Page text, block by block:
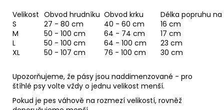
Velikost Obvod hrudníku Obvod krku
Délka popruhu na
S
27 - 80 cm 40 - 60 cm
16 cm
M
50 - 100 cm 64 - 74 cm
17 cm
L
50 - 100 cm 64 - 100 cm
23 cm
XL
50 - 107 cm 76 - 100 cm 30 cm
Upozorňujeme, že pásy jsou naddimenzované - pro
štíhlé psy volte vždy o jednu velikost menší.
Pokud je pes váhově na rozmezí velikostí, rovněž